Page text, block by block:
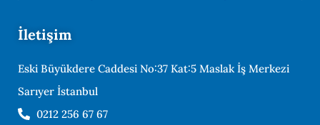
İletişim
Eski Büyükdere Caddesi No:37 Kat:5 Maslak İş Merkezi
Sarıyer İstanbul
0212 256 67 67